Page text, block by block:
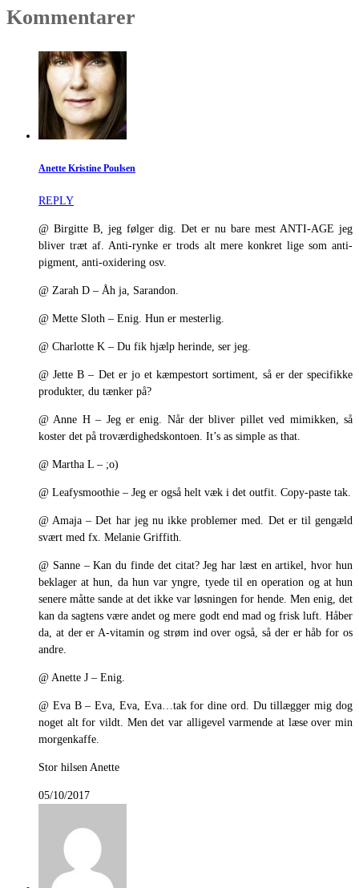
Kommentarer
Anette Kristine Poulsen
REPLY
@ Birgitte B, jeg følger dig. Det er nu bare mest ANTI-AGE jeg
bliver træt af. Anti-rynke er trods alt mere konkret lige som anti-
pigment, anti-oxidering osv.
@ Zarah D – Åh ja, Sarandon.
@ Mette Sloth – Enig. Hun er mesterlig.
@ Charlotte K – Du fik hjælp herinde, ser jeg.
@ Jette B – Det er jo et kæmpestort sortiment, så er der specifikke
produkter, du tænker på?
@ Anne H – Jeg er enig. Når der bliver pillet ved mimikken, så
koster det på troværdighedskontoen. It’s as simple as that.
@ Martha L – ;o)
@ Leafysmoothie – Jeg er også helt væk i det outfit. Copy-paste tak.
@ Amaja – Det har jeg nu ikke problemer med. Det er til gengæld
svært med fx. Melanie Griffith.
@ Sanne – Kan du finde det citat? Jeg har læst en artikel, hvor hun
beklager at hun, da hun var yngre, tyede til en operation og at hun
senere måtte sande at det ikke var løsningen for hende. Men enig, det
kan da sagtens være andet og mere godt end mad og frisk luft. Håber
da, at der er A-vitamin og strøm ind over også, så der er håb for os
andre.
@ Anette J – Enig.
@ Eva B – Eva, Eva, Eva…tak for dine ord. Du tillægger mig dog
noget alt for vildt. Men det var alligevel varmende at læse over min
morgenkaffe.
Stor hilsen Anette
05/10/2017